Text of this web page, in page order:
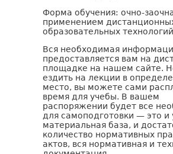
Форма обучения: очно-
применением
образовательных
Вся необходимая
предоставляется вам на
площадке на нашем сайте.
ездить на лекции в
место, вы можете сами
время для учебы. В вашем
распоряжении будет все
для самоподготовки — это и
материальная база, и
количество нормативных
актов, вся нормативная и